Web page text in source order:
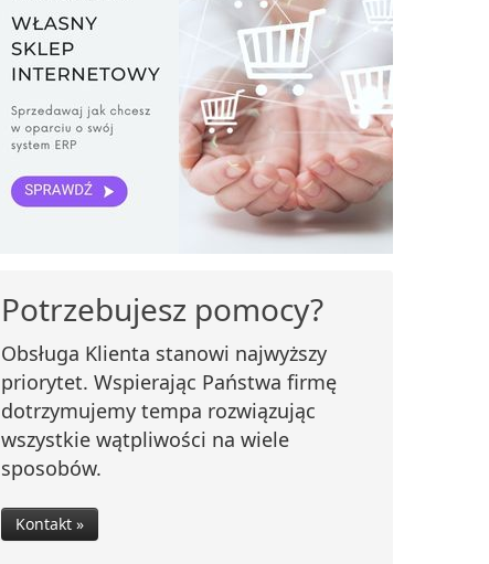
Potrzebujesz pomocy?
Obsługa Klienta stanowi najwyższy
priorytet. Wspierając Państwa firmę
dotrzymujemy tempa rozwiązując
wszystkie wątpliwości na wiele
sposobów.
Kontakt »